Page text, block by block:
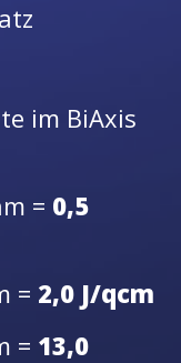
im BiAxis
= 0,5
= 2,0 J/qcm
= 13,0